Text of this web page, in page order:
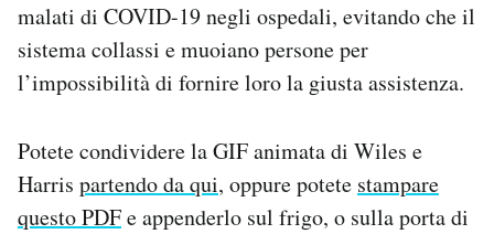
malati di COVID-19 negli ospedali, evitando che il
sistema collassi e muoiano persone per
l’impossibilità di fornire loro la giusta assistenza.
Potete condividere la GIF animata di Wiles e
Harris partendo da qui, oppure potete stampare
questo PDFe appenderlo sul frigo, o sulla porta di